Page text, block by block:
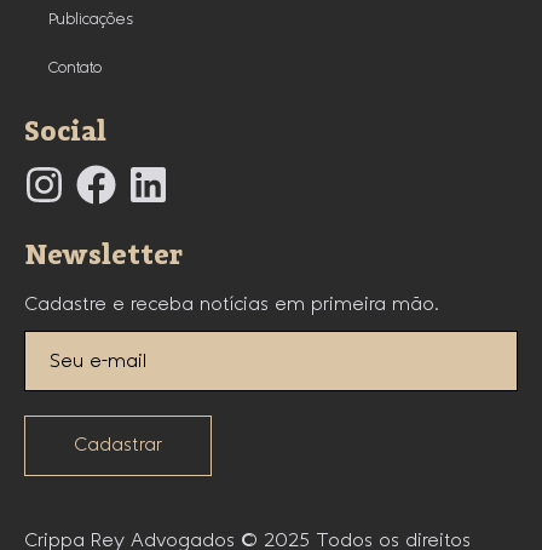
Publicações
Contato
Social
Newsletter
Cadastre e receba notícias em primeira mão.
Cadastrar
Crippa Rey Advogados © 2025 Todos os direitos